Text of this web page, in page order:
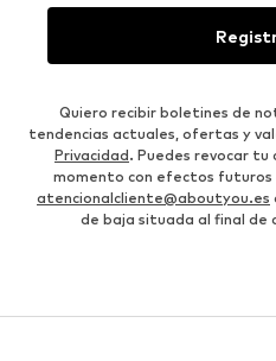
Quiero recibir boletines de
tendencias actuales, ofertas y
Privacidad. Puedes revocar
momento con efectos futuros
atencionalcliente@aboutyou.es
de baja situada al final de